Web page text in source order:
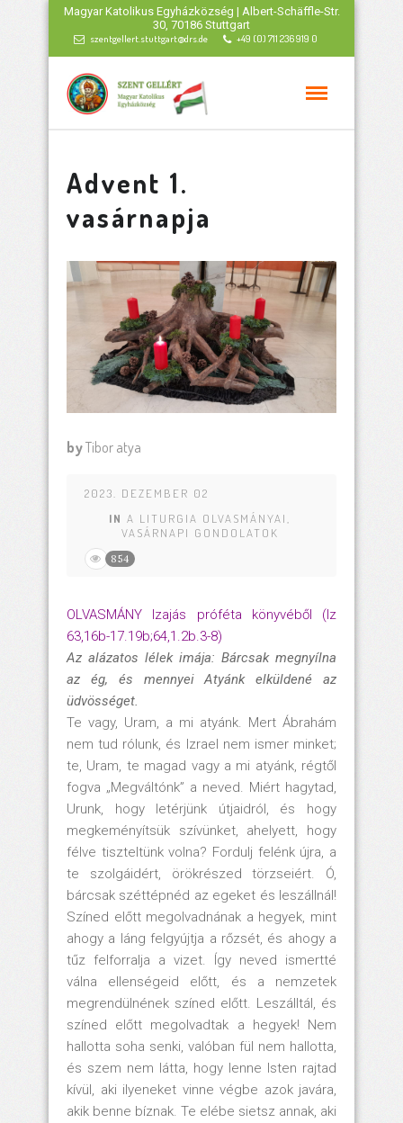
Magyar Katolikus Egyházközség | Albert-Schäffle-Str.
30, 70186 Stuttgart
szentgellert.stuttgart@drs.de +49 (0) 711 236 919 0
Advent 1.
vasárnapja
byTibor atya
2023. DEZEMBER 02
IN A LITURGIA OLVASMÁNYAI
VASÁRNAPI GONDOLATOK
854
OLVASMÁNY Izajás próféta könyvéből (Iz
63,16b-17.19b;64,1.2b.3-8)
Az alázatos lélek imája: Bárcsak megnyílna
az ég, és mennyei Atyánk elküldené az
üdvösséget.
Te vagy, Uram, a mi atyánk. Mert Ábrahám
nem tud rólunk, és Izrael nem ismer minket;
te, Uram, te magad vagy a mi atyánk, régtől
fogva „Megváltónk” a neved. Miért hagytad,
Urunk, hogy letérjünk útjaidról, és hogy
megkeményítsük szívünket, ahelyett, hogy
félve tiszteltünk volna? Fordulj felénk újra, a
te szolgáidért, örökrészed törzseiért. Ó,
bárcsak széttépnéd az egeket és leszállnál!
Színed előtt megolvadnának a hegyek, mint
ahogy a láng felgyújtja a rőzsét, és ahogy a
tűz felforralja a vizet. Így neved ismertté
válna ellenségeid előtt, és a nemzetek
megrendülnének színed előtt. Leszálltál, és
színed előtt megolvadtak a hegyek! Nem
hallotta soha senki, valóban fül nem hallotta,
és szem nem látta, hogy lenne Isten rajtad
kívül, aki ilyeneket vinne végbe azok javára,
akik benne bíznak. Te elébe sietsz annak, aki